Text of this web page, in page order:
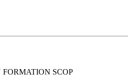
FORMATION SCOP